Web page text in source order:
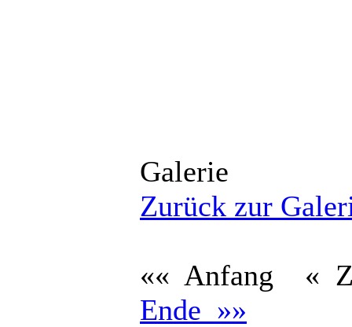
Galerie
Zurück zur
«« Anfang
«
Ende »»